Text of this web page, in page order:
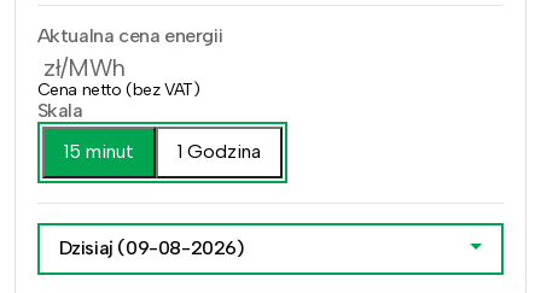
Aktualna cena energii
zł/MWh
Cena netto (bez VAT)
Skala
15 minut
1 Godzina
Dzisiaj (09-08-2026)